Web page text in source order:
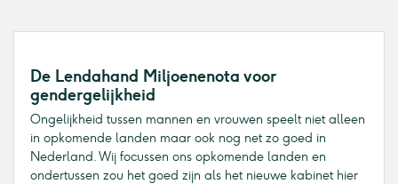
De Lendahand Miljoenenota voor
gendergelijkheid
Ongelijkheid tussen mannen en vrouwen speelt niet alleen
in opkomende landen maar ook nog net zo goed in
Nederland. Wij focussen ons opkomende landen en
ondertussen zou het goed zijn als het nieuwe kabinet hier